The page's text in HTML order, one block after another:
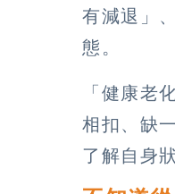
有減退」
態。
「健康老
相扣、缺
了解自身